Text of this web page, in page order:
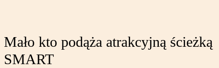
Mało kto podąża atrakcyjną ścieżką
SMART